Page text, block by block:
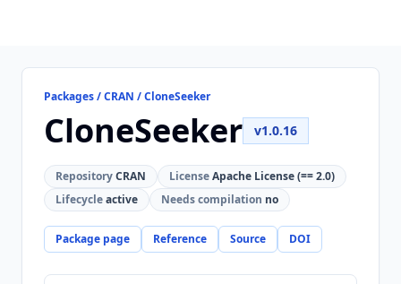
Packages / CRAN / CloneSeeker
CloneSeeker v1.0.16
RepositoryCRAN LicenseApache License (== 2.0)
Lifecycleactive Needs compilation no
Package page Reference Source DOI